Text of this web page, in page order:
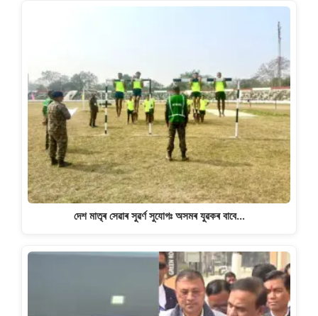
দেশ মাতৃৰ সেৱাৰ সুৱৰ্ণ সুযোগঃ অসমৰ যুৱকৰ বাবে…